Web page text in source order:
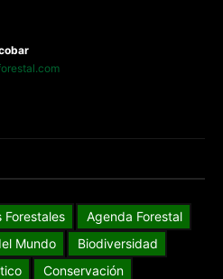
Forestales
Agenda Forestal
Mundo
Biodiversidad
Conservación